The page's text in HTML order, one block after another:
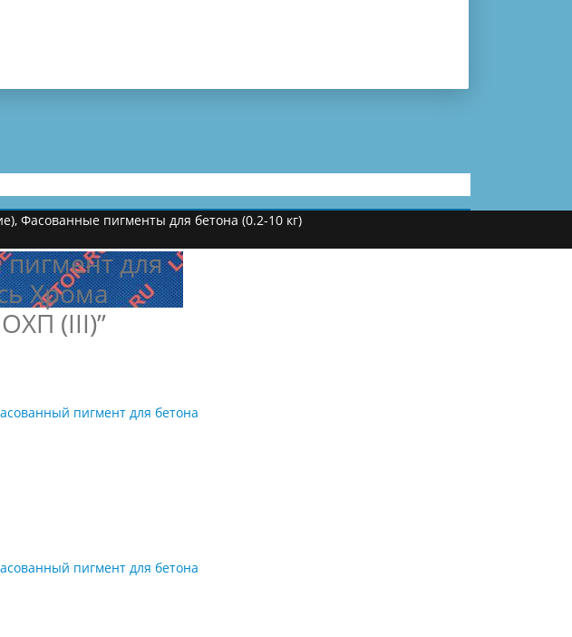
, Фасованные пигменты для бетона (0.2-10 кг)
для
Хрома
(III)”
пигмент для бетона
пигмент для бетона